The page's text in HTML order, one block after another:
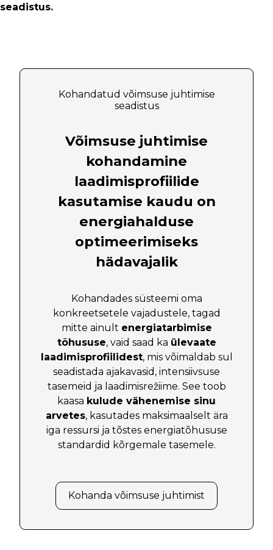
seadistus.
Kohandatud võimsuse juhtimise
seadistus
Võimsuse juhtimise
kohandamine
laadimisprofiilide
kasutamise kaudu on
energiahalduse
optimeerimiseks
hädavajalik
Kohandades süsteemi oma
konkreetsetele vajadustele, tagad
mitte ainult energiatarbimise
tõhususe, vaid saad ka ülevaate
laadimisprofiilidest, mis võimaldab sul
seadistada ajakavasid, intensiivsuse
tasemeid ja laadimisrežiime. See toob
kaasa kulude vähenemise sinu
arvetes, kasutades maksimaalselt ära
iga ressursi ja tõstes energiatõhususe
standardid kõrgemale tasemele.
Kohanda võimsuse juhtimist